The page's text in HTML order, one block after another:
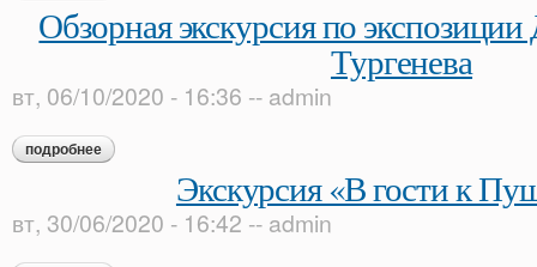
Обзорная экскурсия по
Тургенева
вт, 06/10/2020 - 16:36 -- admin
подробнее о обзорная экскурсия по экспозиции дома-музея и. с.
Экскурсия «В гости к
вт, 30/06/2020 - 16:42 -- admin